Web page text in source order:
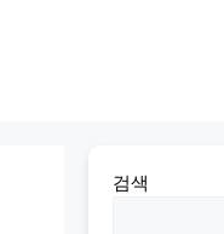
검색